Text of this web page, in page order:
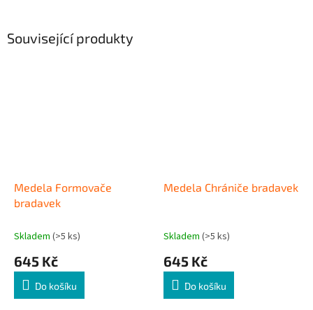
Související produkty
Medela Formovače
bradavek
Skladem (>5 ks)
645 Kč
Do košíku
Medela Chrániče bradavek
Skladem (>5 ks)
645 Kč
Do košíku